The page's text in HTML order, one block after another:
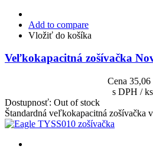
Add to compare
Vložiť do košíka
Veľkokapacitná zošívačka
Cena 35,06
s DPH / ks
Dostupnosť: Out of stock
Štandardná veľkokapacitná